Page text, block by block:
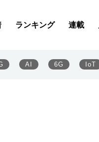
ランキング 連載
AI 6G IoT